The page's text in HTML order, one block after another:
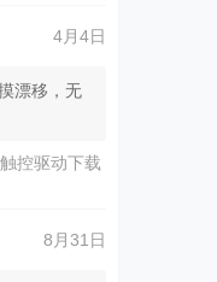
4月4日
漂移，无
控驱动下载
8月31日